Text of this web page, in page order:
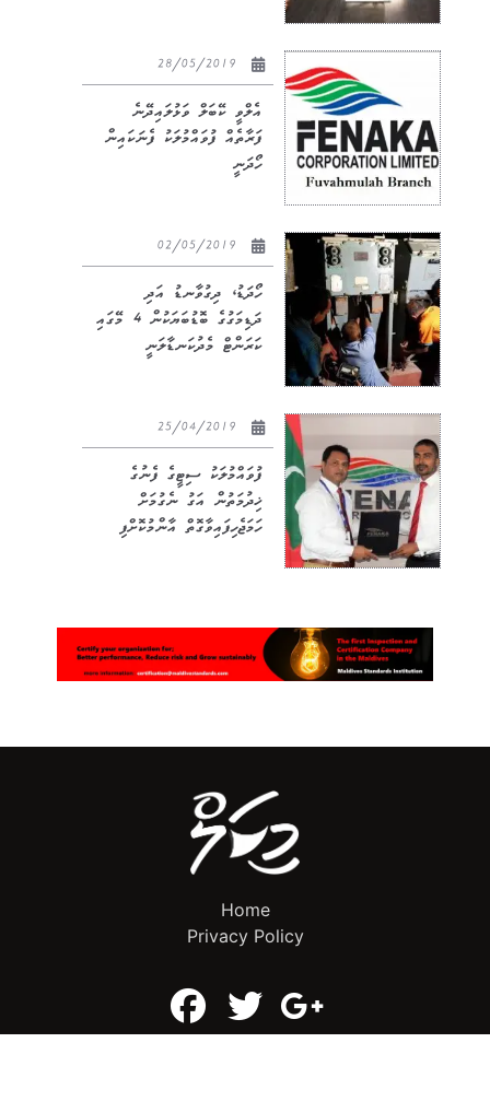
އެލްވީ ކޭބަލް ވަޅުލައިދޭނެ
ފަރާތެއް ފުވައްމުލަކު ފެނަކައިން
ހޯދަނީ
ހޯދަޑު، ދިގުވާނޑު އަދި
ދަޑިމަގުގެ ބޮޑުބަޔަކުން 4 މޭގައި
ކަރަންޓް މެދުކަނޑާލަނީ
ފުވައްމުލަކު ސިޓީގެ ފެނުގެ
ޚިދުމަތުން އަގު ނެގުމަށް
ހަމަޖެހިފައިވާގޮތް އާންމުކޮށްފި
Home
Privacy Policy